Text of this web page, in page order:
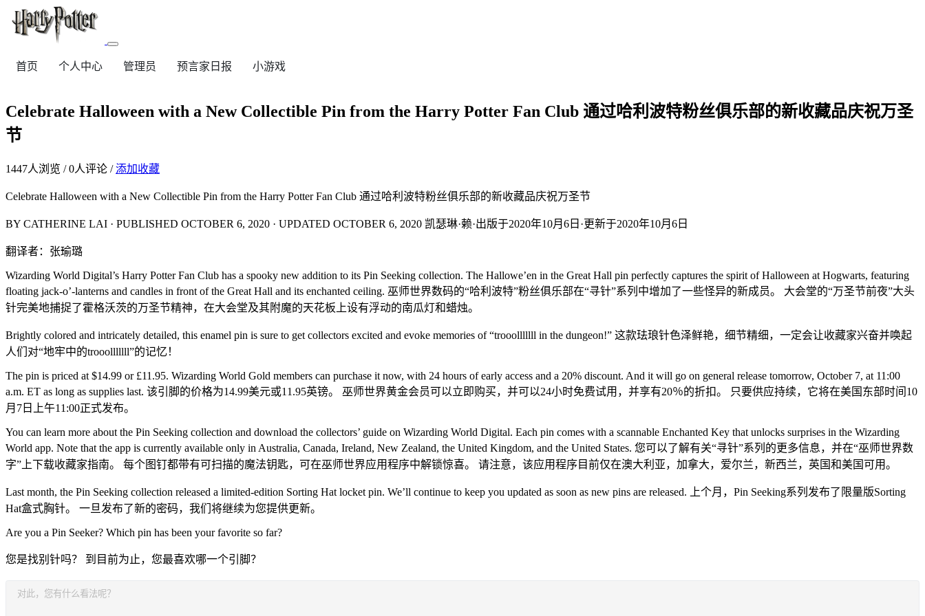
首页 个人中心 管理员 预言家日报 小游戏
Celebrate Halloween with a New Collectible Pin from the Harry Potter Fan Club 通过哈利波特粉丝俱乐部的新收藏品庆祝万圣
节
1447人浏览 /0人评论 /添加收藏
Celebrate Halloween with a New Collectible Pin from the Harry Potter Fan Club 通过哈利波特粉丝俱乐部的新收藏品庆祝万圣节
BY CATHERINE LAI · PUBLISHED OCTOBER 6, 2020 · UPDATED OCTOBER 6, 2020 凯瑟琳·赖·出版于2020年10月6日·更新于2020年10月6日
翻译者：张瑜璐
Wizarding World Digital’s Harry Potter Fan Club has a spooky new addition to its Pin Seeking collection. The Hallowe’en in the Great Hall pin perfectly captures the spirit of Halloween at Hogwarts, featuring
floating jack-o’-lanterns and candles in front of the Great Hall and its enchanted ceiling. 巫师世界数码的“哈利波特”粉丝俱乐部在“寻针”系列中增加了一些怪异的新成员。 大会堂的“万圣节前夜”大头
针完美地捕捉了霍格沃茨的万圣节精神，在大会堂及其附魔的天花板上设有浮动的南瓜灯和蜡烛。
Brightly colored and intricately detailed, this enamel pin is sure to get collectors excited and evoke memories of “trooolllllll in the dungeon!” 这款珐琅针色泽鲜艳，细节精细，一定会让收藏家兴奋并唤起
人们对“地牢中的trooolllllll”的记忆！
The pin is priced at $14.99 or £11.95. Wizarding World Gold members can purchase it now, with 24 hours of early access and a 20% discount. And it will go on general release tomorrow, October 7, at 11:00
a.m. ET as long as supplies last. 该引脚的价格为14.99美元或11.95英镑。 巫师世界黄金会员可以立即购买，并可以24小时免费试用，并享有20％的折扣。 只要供应持续，它将在美国东部时间10
月7日上午11:00正式发布。
You can learn more about the Pin Seeking collection and download the collectors’ guide on Wizarding World Digital. Each pin comes with a scannable Enchanted Key that unlocks surprises in the Wizarding
World app. Note that the app is currently available only in Australia, Canada, Ireland, New Zealand, the United Kingdom, and the United States. 您可以了解有关“寻针”系列的更多信息，并在“巫师世界数
字”上下载收藏家指南。 每个图钉都带有可扫描的魔法钥匙，可在巫师世界应用程序中解锁惊喜。 请注意，该应用程序目前仅在澳大利亚，加拿大，爱尔兰，新西兰，英国和美国可用。
Last month, the Pin Seeking collection released a limited-edition Sorting Hat locket pin. We’ll continue to keep you updated as soon as new pins are released. 上个月，Pin Seeking系列发布了限量版Sorting
Hat盒式胸针。 一旦发布了新的密码，我们将继续为您提供更新。
Are you a Pin Seeker? Which pin has been your favorite so far?
您是找别针吗？ 到目前为止，您最喜欢哪一个引脚？